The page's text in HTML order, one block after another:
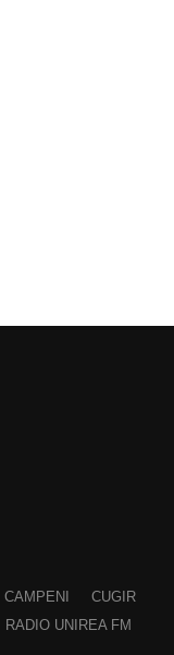
CAMPENI
CUGIR
RADIO UNIREA FM